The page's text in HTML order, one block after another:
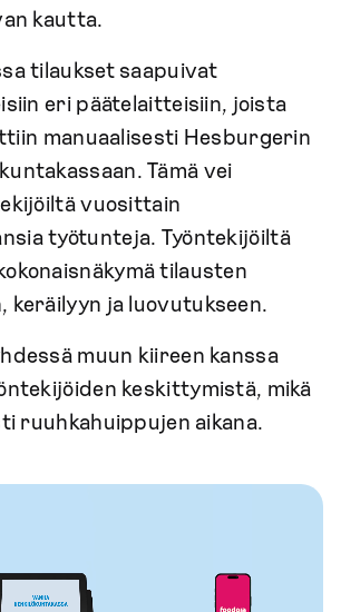
kautta.
tilaukset saapuivat
eri päätelaitteisiin, joista
manuaalisesti Hesburgerin
Tämä vei
vuosittain
työtunteja. Työntekijöiltä
tilausten
keräilyyn ja luovutukseen.
muun kiireen kanssa
keskittymistä, mikä
ruuhkahuippujen aikana.